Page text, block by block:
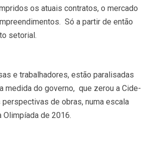
os atuais contratos, o mercado
Só a partir de então
setorial.
e trabalhadores, estão paralisadas
medida do governo, que zerou a Cide-
de obras, numa escala
de 2016.